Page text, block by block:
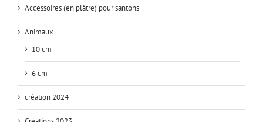
Accessoires (en plâtre) pour santons
Animaux
10 cm
6 cm
création 2024